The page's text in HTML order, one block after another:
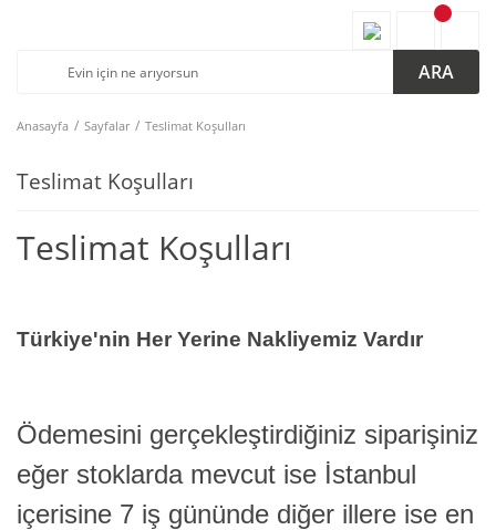
ARA
Anasayfa Sayfalar Teslimat Koşulları
Teslimat Koşulları
Teslimat Koşulları
Türkiye'nin Her Yerine Nakliyemiz Vardır
Ödemesini gerçekleştirdiğiniz siparişiniz
eğer stoklarda mevcut ise İstanbul
içerisine 7 iş gününde diğer illere ise en